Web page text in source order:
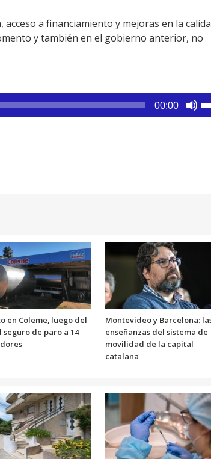
a financiamiento y mejoras en la
y también en el gobierno anterior, no
00:00
el
en Coleme, luego del
seguro de paro a 14
Montevideo y Barcelona:
enseñanzas del sistema de
movilidad de la capital
catalana